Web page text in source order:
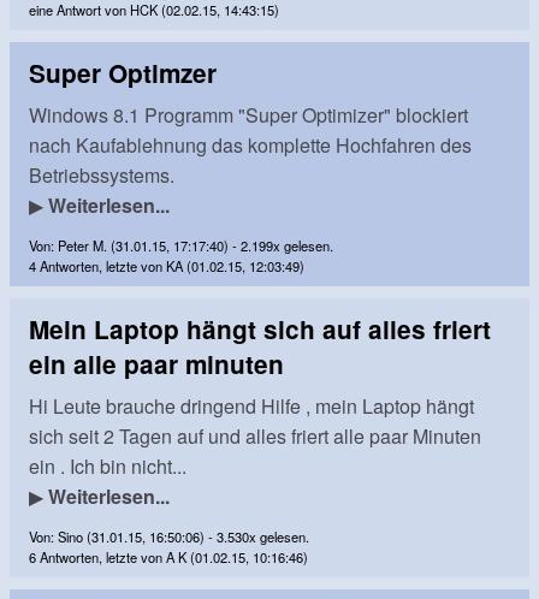
eine Antwort von HCK (02.02.15, 14:43:15)
Super Optimzer
Windows 8.1 Programm "Super Optimizer" blockiert
nach Kaufablehnung das komplette Hochfahren des
Betriebssystems.
▶Weiterlesen...
Von: Peter M. (31.01.15, 17:17:40) - 2.199x gelesen.
4 Antworten, letzte von KA (01.02.15, 12:03:49)
Mein Laptop hängt sich auf alles friert
ein alle paar minuten
Hi Leute brauche dringend Hilfe , mein Laptop hängt
sich seit 2 Tagen auf und alles friert alle paar Minuten
ein . Ich bin nicht...
▶Weiterlesen...
Von: Sino (31.01.15, 16:50:06) - 3.530x gelesen.
6 Antworten, letzte von A K (01.02.15, 10:16:46)